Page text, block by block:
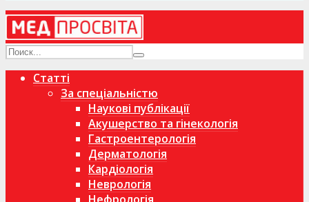
Статті
За спеціальністю
Наукові публікації
Акушерство та гінекологія
Гастроентерологія
Дерматологія
Кардіологія
Неврологія
Нефрологія